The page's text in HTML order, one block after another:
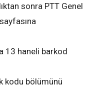
sonra PTT Genel
13 haneli barkod
kodu bölümünü